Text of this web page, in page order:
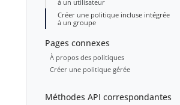
à un utilisateur
Créer une politique incluse intégrée
à un groupe
Pages connexes
À propos des politiques
Créer une politique gérée
Méthodes API correspondantes